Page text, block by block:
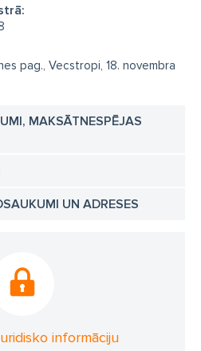
pag., Vecstropi, 18. novembra
MAKSĀTNESPĒJAS
UN ADRESES
informāciju